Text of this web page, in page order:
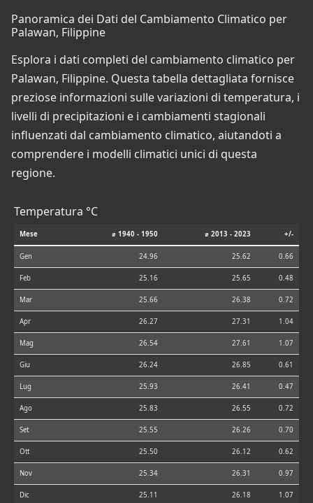
Panoramica dei Dati del Cambiamento Climatico per
Palawan, Filippine
Esplora i dati completi del cambiamento climatico per
Palawan, Filippine. Questa tabella dettagliata fornisce
preziose informazioni sulle variazioni di temperatura, i
livelli di precipitazioni e i cambiamenti stagionali
influenzati dal cambiamento climatico, aiutandoti a
comprendere i modelli climatici unici di questa
regione.
Temperatura °C
Mese ⌀ 1940 - 1950 ⌀ 2013 - 2023 +/-
Gen 24.96 25.62 0.66
Feb 25.16 25.65 0.48
Mar 25.66 26.38 0.72
Apr 26.27 27.31 1.04
Mag 26.54 27.61 1.07
Giu 26.24 26.85 0.61
Lug 25.93 26.41 0.47
Ago 25.83 26.55 0.72
Set 25.55 26.26 0.70
Ott 25.50 26.12 0.62
Nov 25.34 26.31 0.97
Dic 25.11 26.18 1.07